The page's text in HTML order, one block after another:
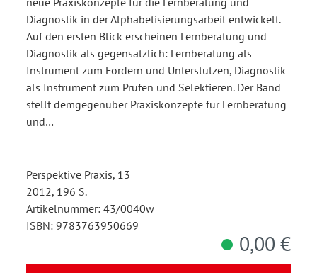
Diagnostik in der Alphabetisierungsarbeit entwickelt.
Auf den ersten Blick erscheinen Lernberatung und
Diagnostik als gegensätzlich: Lernberatung als
Instrument zum Fördern und Unterstützen, Diagnostik
als Instrument zum Prüfen und Selektieren. Der Band
stellt demgegenüber Praxiskonzepte für Lernberatung
und…
Perspektive Praxis, 13
2012, 196 S.
Artikelnummer: 43/0040w
ISBN: 9783763950669
0,00 €